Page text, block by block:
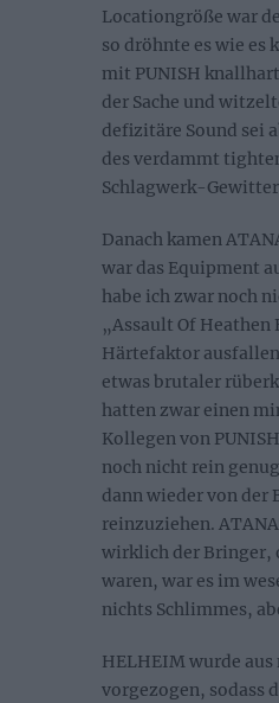
Locationgröße war
so dröhnte es wie es
mit PUNISH
der Sache und
defizitäre Sound sei
des verdammt
Schlagwerk-
Danach kamen
war das Equipment
habe ich zwar noch
„Assault Of Heathen
Härtefaktor ausfallen
etwas brutaler
hatten zwar einen
Kollegen von
noch nicht rein
dann wieder von der
reinzuziehen.
wirklich der Bringer,
waren, war es im
nichts Schlimmes,
HELHEIM wurde
vorgezogen, sodass